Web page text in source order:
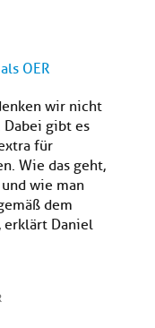
OER
wir nicht
gibt es
für
Wie das geht,
wie man
dem
erklärt Daniel